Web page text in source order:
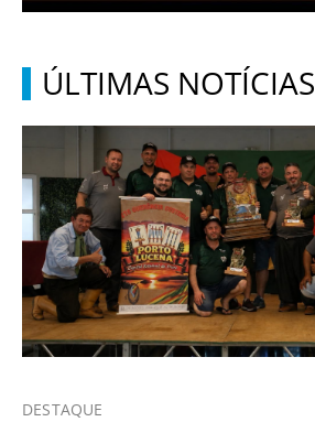
ÚLTIMAS NOTÍCIAS
DESTAQUE